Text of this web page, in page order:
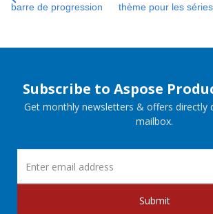
barre de progression
thème pour les
Subscribe to Aspose
Get monthly newsletters & offers directly
mailbox.
Submit